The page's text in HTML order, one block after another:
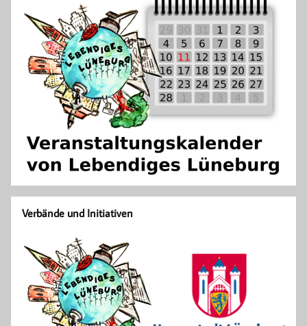
Verbände und Initiativen